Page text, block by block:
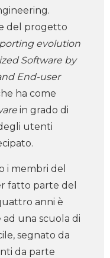
del progetto
evolution
Software by
End-user
ha come
in grado di
utenti
i membri del
fatto parte del
anni è
una scuola di
segnato da
da parte